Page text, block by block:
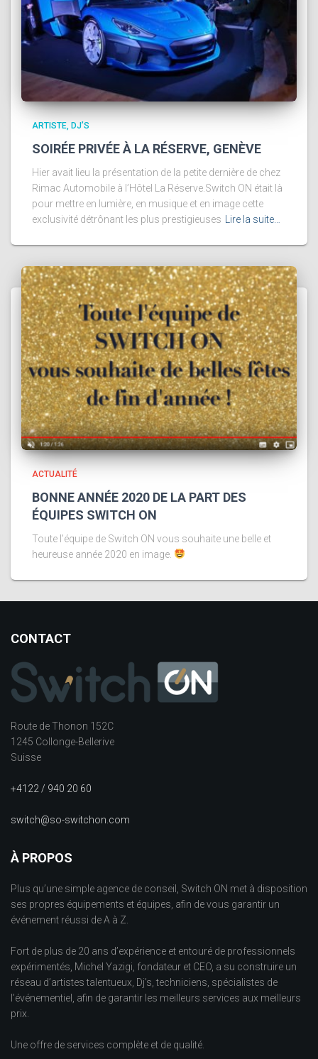
ARTISTE, DJ’S
SOIRÉE PRIVÉE À LA RÉSERVE, GENÈVE
Hier avait lieu la présentation de la petite dernière de chez
Rimac Automobile à l’Hôtel La Réserve.Switch ON était là
pour mettre en lumière, en musique et en image cette
exclusivité détrônant les plus prestigieuses Lire la suite…
ACTUALITÉ
BONNE ANNÉE 2020 DE LA PART DES
ÉQUIPES SWITCH ON
Toute l’équipe de Switch ON vous souhaite une belle et
heureuse année 2020 en image.
CONTACT
Route de Thonon 152C
1245 Collonge-Bellerive
Suisse
+4122 / 940 20 60
switch@so-switchon.com
À PROPOS
Plus qu’une simple agence de conseil, Switch ON met à disposition
ses propres équipements et équipes, afin de vous garantir un
événement réussi de A à Z.
Fort de plus de 20 ans d’expérience et entouré de professionnels
expérimentés, Michel Yazigi, fondateur et CEO, a su construire un
réseau d’artistes talentueux, Dj’s, techniciens, spécialistes de
l’événementiel, afin de garantir les meilleurs services aux meilleurs
prix.
Une offre de services complète et de qualité.